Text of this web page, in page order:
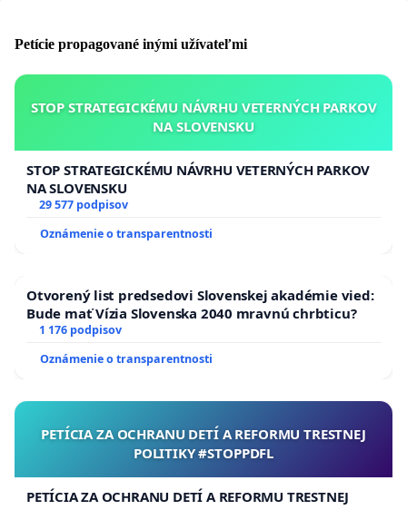
Petície propagované inými užívateľmi
STOP STRATEGICKÉMU NÁVRHU VETERNÝCH PARKOV
NA SLOVENSKU
STOP STRATEGICKÉMU NÁVRHU VETERNÝCH PARKOV
NA SLOVENSKU
29 577 podpisov
Oznámenie o transparentnosti
Otvorený list predsedovi Slovenskej akadémie vied:
Bude mať Vízia Slovenska 2040 mravnú chrbticu?
1 176 podpisov
Oznámenie o transparentnosti
PETÍCIA ZA OCHRANU DETÍ A REFORMU TRESTNEJ
POLITIKY #STOPPDFL
PETÍCIA ZA OCHRANU DETÍ A REFORMU TRESTNEJ